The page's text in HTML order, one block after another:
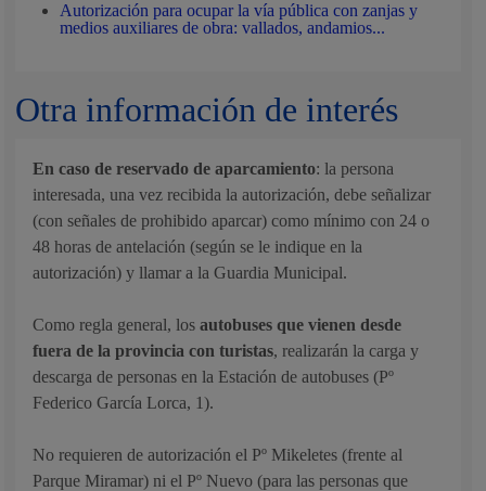
Autorización para ocupar la vía pública con zanjas y
medios auxiliares de obra: vallados, andamios...
Otra información de interés
En caso de reservado de aparcamiento: la persona
interesada, una vez recibida la autorización, debe señalizar
(con señales de prohibido aparcar) como mínimo con 24 o
48 horas de antelación (según se le indique en la
autorización) y llamar a la Guardia Municipal.
Como regla general, los autobuses que vienen desde
fuera de la provincia con turistas, realizarán la carga y
descarga de personas en la Estación de autobuses (Pº
Federico García Lorca, 1).
No requieren de autorización el Pº Mikeletes (frente al
Parque Miramar) ni el Pº Nuevo (para las personas que